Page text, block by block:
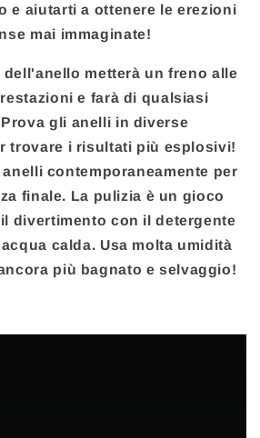
e aiutarti a ottenere le erezioni
mai immaginate!
metterà un freno alle
e farà di qualsiasi
gli anelli in diverse
trovare i risultati più esplosivi!
contemporaneamente per
finale. La pulizia è un gioco
divertimento con il detergente
calda. Usa molta umidità
più bagnato e selvaggio!